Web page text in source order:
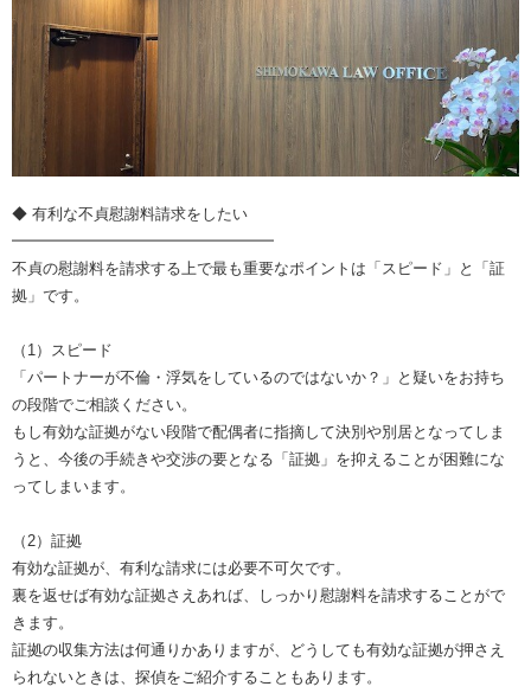
◆ 有利な不貞慰謝料請求をしたい
━━━━━━━━━━━━━━━━━
不貞の慰謝料を請求する上で最も重要なポイントは「スピード」と「証
拠」です。
（1）スピード
「パートナーが不倫・浮気をしているのではないか？」と疑いをお持ち
の段階でご相談ください。
もし有効な証拠がない段階で配偶者に指摘して決別や別居となってしま
うと、今後の手続きや交渉の要となる「証拠」を抑えることが困難にな
ってしまいます。
（2）証拠
有効な証拠が、有利な請求には必要不可欠です。
裏を返せば有効な証拠さえあれば、しっかり慰謝料を請求することがで
きます。
証拠の収集方法は何通りかありますが、どうしても有効な証拠が押さえ
られないときは、探偵をご紹介することもあります。